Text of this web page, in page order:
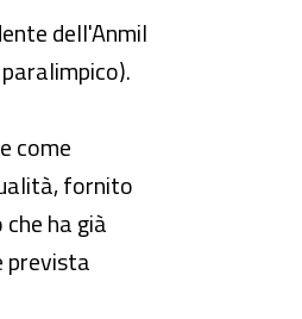
dell'Anmil
come
fornito
ha già
prevista